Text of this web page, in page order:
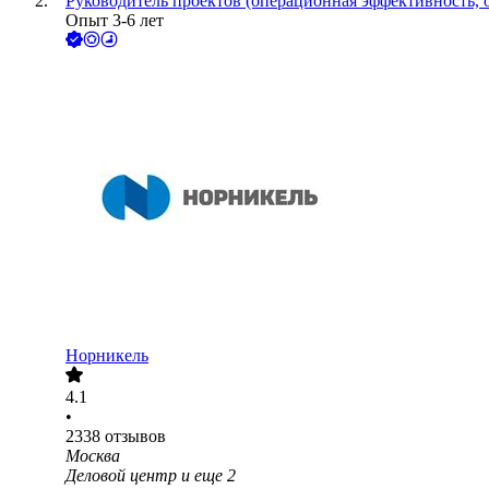
Опыт 3-6 лет
Норникель
4.1
•
2338 отзывов
Москва
Деловой центр и еще 2